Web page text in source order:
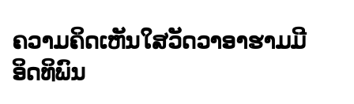
ຄວາມຄິດເຫັນໃສວັດວາອາຮາມມີ
ອິດທິພົນ